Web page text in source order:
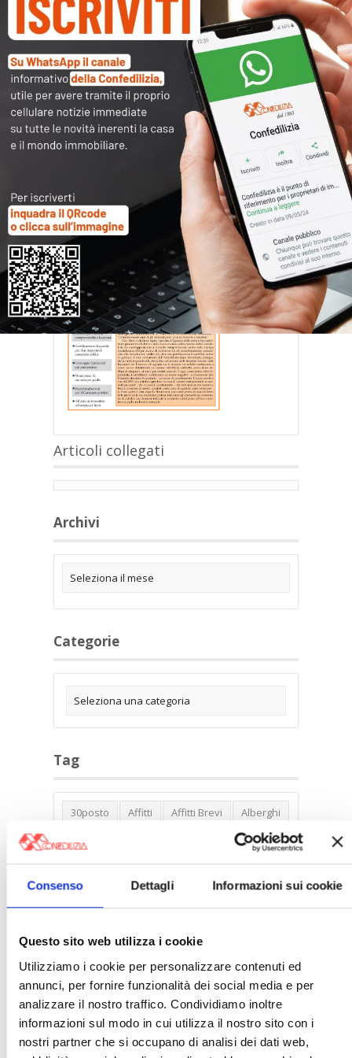
Consenso Dettagli Informazioni sui cookie
Questo sito web utilizza i cookie
Utilizziamo i cookie per personalizzare contenuti ed
annunci, per fornire funzionalità dei social media e per
analizzare il nostro traffico. Condividiamo inoltre
informazioni sul modo in cui utilizza il nostro sito con i
nostri partner che si occupano di analisi dei dati web,
Articoli collegati
Archivi
Categorie
Tag
30posto Affitti Affitti Brevi
Alberghi
Banca Woolwich
Bilocali
Blocco Affitti Brevi
Buon Senso
Cambioabitazione
Carenza Alloggi
Case Green
Case Pubbliche
Cedolare Secca
Collabenti
Compravendite Immobiliari
Condominio
Confcommercio
Dirittiproprietà
Emissioni
Firenze